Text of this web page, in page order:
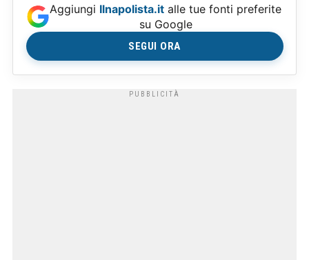
Aggiungi Ilnapolista.it alle tue fonti preferite
su Google
SEGUI ORA